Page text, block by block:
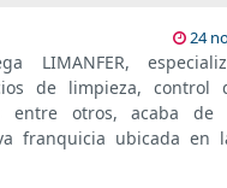
24
LIMANFER,
de limpieza, control
entre otros, acaba de
franquicia ubicada en